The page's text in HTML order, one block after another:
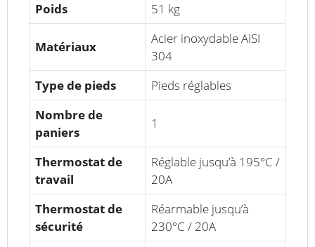
Poids
51 kg
Matériaux
Acier inoxydable AISI
304
Type de pieds
Pieds réglables
Nombre de
paniers
1
Thermostat de
travail
Réglable jusqu’à 195°C /
20A
Thermostat de
sécurité
Réarmable jusqu’à
230°C / 20A